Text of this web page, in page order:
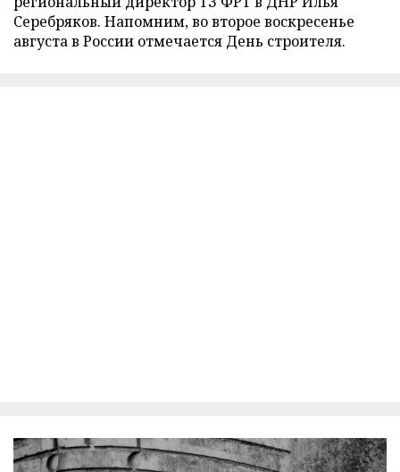
Серебряков. Напомним, во второе воскресенье
августа в России отмечается День строителя.